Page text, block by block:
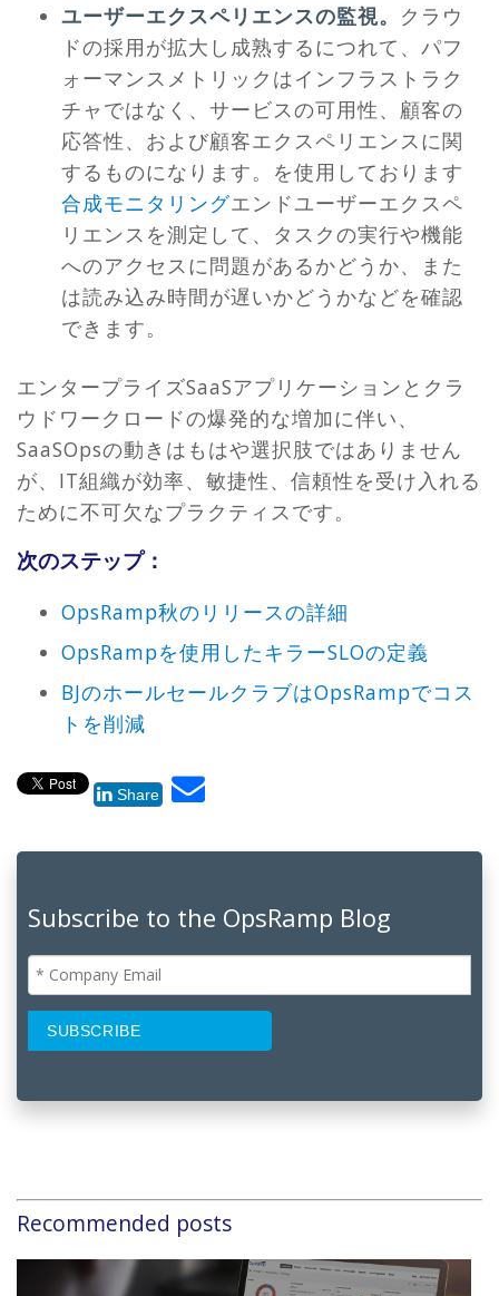
ユーザーエクスペリエンスの監視。 クラウ
ドの採用が拡大し成熟するにつれて、パフ
ォーマンスメトリックはインフラストラク
チャではなく、サービスの可用性、顧客の
応答性、および顧客エクスペリエンスに関
するものになります。を使用しております
合成モニタリングエンドユーザーエクスペ
リエンスを測定して、タスクの実行や機能
へのアクセスに問題があるかどうか、また
は読み込み時間が遅いかどうかなどを確認
できます。
エンタープライズSaaSアプリケーションとクラ
ウドワークロードの爆発的な増加に伴い、
SaaSOpsの動きはもはや選択肢ではありません
が、IT組織が効率、敏捷性、信頼性を受け入れる
ために不可欠なプラクティスです。
次のステップ：
OpsRamp秋のリリースの詳細
OpsRampを使用したキラーSLOの定義
BJのホールセールクラブはOpsRampでコス
トを削減
Share
Subscribe to the OpsRamp Blog
Recommended posts